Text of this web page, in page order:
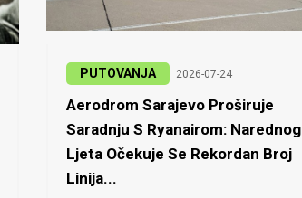
PUTOVANJA 2026-07-24
Aerodrom Sarajevo Proširuje
Saradnju S Ryanairom: Narednog
Ljeta Očekuje Se Rekordan Broj
Linija...